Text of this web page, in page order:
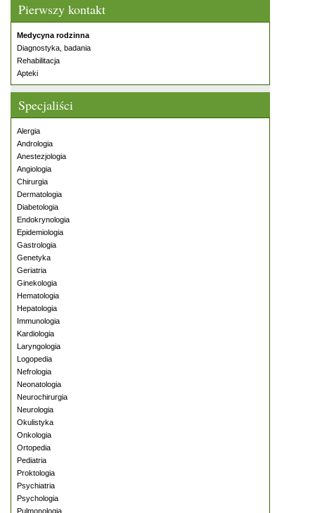
Pierwszy kontakt
Medycyna rodzinna
Diagnostyka, badania
Rehabilitacja
Apteki
Specjaliści
Alergia
Andrologia
Anestezjologia
Angiologia
Chirurgia
Dermatologia
Diabetologia
Endokrynologia
Epidemiologia
Gastrologia
Genetyka
Geriatria
Ginekologia
Hematologia
Hepatologia
Immunologia
Kardiologia
Laryngologia
Logopedia
Nefrologia
Neonatologia
Neurochirurgia
Neurologia
Okulistyka
Onkologia
Ortopedia
Pediatria
Proktologia
Psychiatria
Psychologia
Pulmonologia